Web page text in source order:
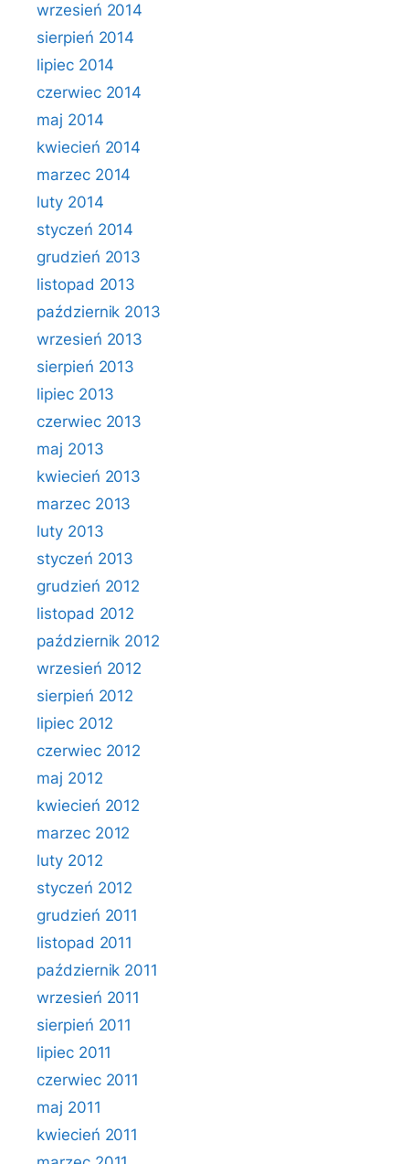
wrzesień 2014
sierpień 2014
lipiec 2014
czerwiec 2014
maj 2014
kwiecień 2014
marzec 2014
luty 2014
styczeń 2014
grudzień 2013
listopad 2013
październik 2013
wrzesień 2013
sierpień 2013
lipiec 2013
czerwiec 2013
maj 2013
kwiecień 2013
marzec 2013
luty 2013
styczeń 2013
grudzień 2012
listopad 2012
październik 2012
wrzesień 2012
sierpień 2012
lipiec 2012
czerwiec 2012
maj 2012
kwiecień 2012
marzec 2012
luty 2012
styczeń 2012
grudzień 2011
listopad 2011
październik 2011
wrzesień 2011
sierpień 2011
lipiec 2011
czerwiec 2011
maj 2011
kwiecień 2011